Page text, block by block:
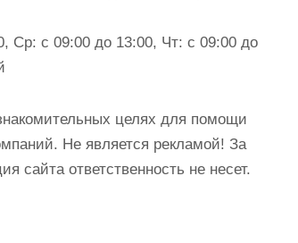
Ср: с 09:00 до 13:00, Чт: с 09:00 до
целях для помощи
Не является рекламой! За
ответственность не несет.